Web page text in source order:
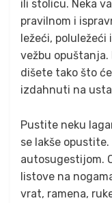
ili stolicu. Neka
pravilnom i
ležeći, poluležeći
vežbu
dišete tako što
izdahnuti na
Pustite neku
se lakše opustite.
autosugestijom.
listove na
vrat, ramena,